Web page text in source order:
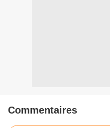
Commentaires